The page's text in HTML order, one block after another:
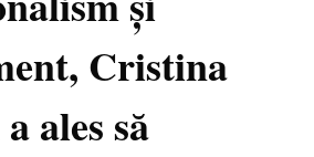
Cristina
ales să